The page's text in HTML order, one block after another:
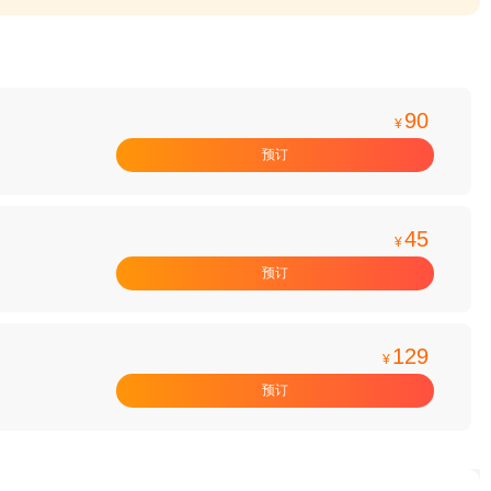
¥ 90
预订
¥45
预订
¥ 129
预订